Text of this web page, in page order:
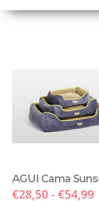
AGUI Cama
€28,50 - €54,99